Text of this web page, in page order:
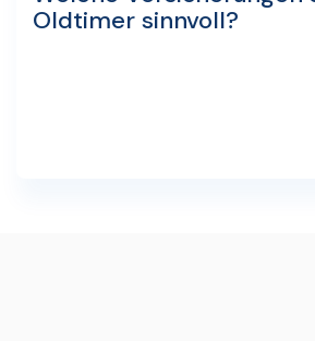
Oldtimer sinnvoll?